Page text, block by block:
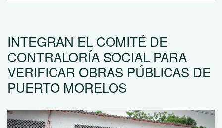
INTEGRAN EL COMITÉ DE
CONTRALORÍA SOCIAL PARA
VERIFICAR OBRAS PÚBLICAS DE
PUERTO MORELOS